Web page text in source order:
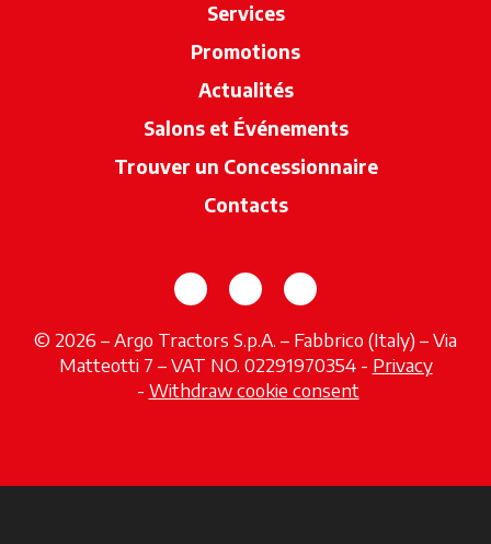
Services
Promotions
Actualités
Salons et Événements
Trouver un Concessionnaires’ouvre
Contacts
s’ouvre dans un nouvel onglet
s’ouvre dans un nouvel
s’ouvre dans un
© 2026 – Argo Tractors S.p.A. – Fabbrico (Italy) – Via
Matteotti 7 – VAT NO. 02291970354 - Privacy
s’ouvre dans un nouvel onglet
- Withdraw cookie consent